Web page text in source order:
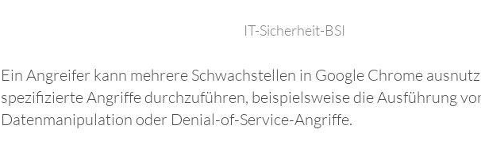
IT-Sicherheit-BSI
Ein Angreifer kann mehrere Schwachstellen in Google Chrome
spezifizierte Angriffe durchzuführen, beispielsweise die Ausführung
Datenmanipulation oder Denial-of-Service-Angriffe.